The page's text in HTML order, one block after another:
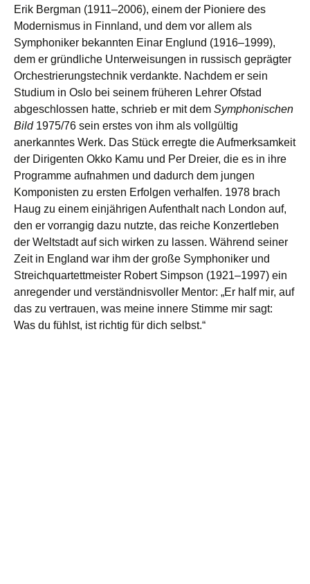
Erik Bergman (1911–2006), einem der Pioniere des
Modernismus in Finnland, und dem vor allem als
Symphoniker bekannten Einar Englund (1916–1999),
dem er gründliche Unterweisungen in russisch geprägter
Orchestrierungstechnik verdankte. Nachdem er sein
Studium in Oslo bei seinem früheren Lehrer Ofstad
abgeschlossen hatte, schrieb er mit dem Symphonischen
Bild1975/76 sein erstes von ihm als vollgültig
anerkanntes Werk. Das Stück erregte die Aufmerksamkeit
der Dirigenten Okko Kamu und Per Dreier, die es in ihre
Programme aufnahmen und dadurch dem jungen
Komponisten zu ersten Erfolgen verhalfen. 1978 brach
Haug zu einem einjährigen Aufenthalt nach London auf,
den er vorrangig dazu nutzte, das reiche Konzertleben
der Weltstadt auf sich wirken zu lassen. Während seiner
Zeit in England war ihm der große Symphoniker und
Streichquartettmeister Robert Simpson (1921–1997) ein
anregender und verständnisvoller Mentor: „Er half mir, auf
das zu vertrauen, was meine innere Stimme mir sagt:
Was du fühlst, ist richtig für dich selbst.“